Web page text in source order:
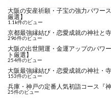
大阪の安産祈願・子宝の強力パワー
厳選】
1.1k件のビュー
京都最強縁結び・恋愛成就の神社と
296件のビュー
大阪の出世開運・金運アップのパワ
ト厳選】
254件のビュー
大阪最強縁結び・恋愛成就の神社・
153件のビュー
兵庫・神戸の定番人気初詣コース『
25件のビュー